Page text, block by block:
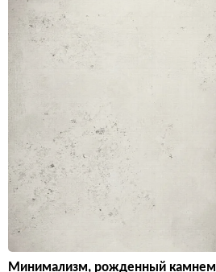
Минимализм, рожденный камнем